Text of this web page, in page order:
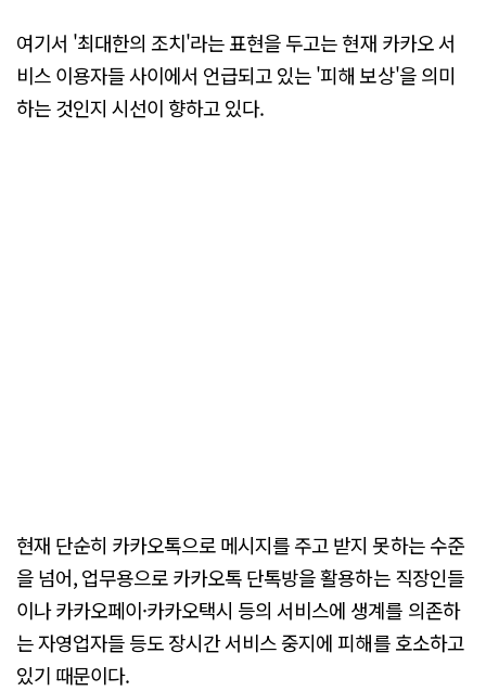
여기서 '최대한의 조치'라는 표현을 두고는 현재 카카오 서
비스 이용자들 사이에서 언급되고 있는 '피해 보상'을 의미
하는 것인지 시선이 향하고 있다.
현재 단순히 카카오톡으로 메시지를 주고 받지 못하는 수준
을 넘어, 업무용으로 카카오톡 단톡방을 활용하는 직장인들
이나 카카오페이·카카오택시 등의 서비스에 생계를 의존하
는 자영업자들 등도 장시간 서비스 중지에 피해를 호소하고
있기 때문이다.